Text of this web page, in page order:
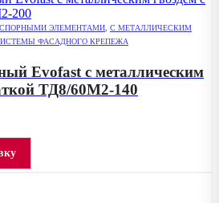
ЭЛЕМЕНТАМИ С МЕТАЛЛИЧЕСКИМ
ФАСАДНОГО КРЕПЕЖА
Evofast с металлическим
ТД8/60М2-140